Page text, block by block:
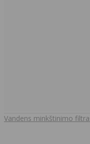
Vandens minkštinimo